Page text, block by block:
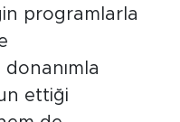
programlarla
ettiği